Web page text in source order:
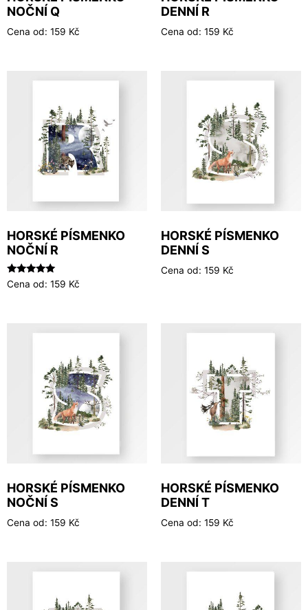
NOČNÍ Q
Cena od: 159 Kč
DENNÍ R
Cena od: 159 Kč
HORSKÉ PÍSMENKO
NOČNÍ R
Hodnocení
5.00
Cena od: 159 Kč
HORSKÉ PÍSMENKO
DENNÍ S
Cena od: 159 Kč
HORSKÉ PÍSMENKO
NOČNÍ S
Cena od: 159 Kč
HORSKÉ PÍSMENKO
DENNÍ T
Cena od: 159 Kč